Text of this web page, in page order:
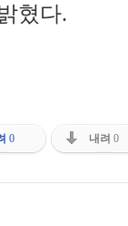
혔다.
0 내려 0